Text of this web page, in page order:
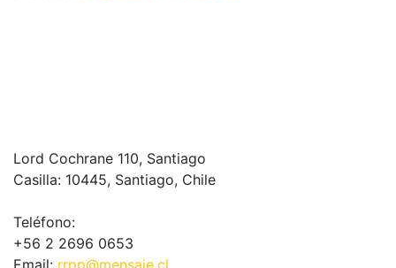
Lord Cochrane 110, Santiago
Casilla: 10445, Santiago, Chile
Teléfono:
+56 2 2696 0653
Email: rrpp@mensaje.cl